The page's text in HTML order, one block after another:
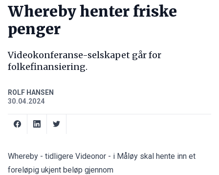
Whereby henter friske
penger
Videokonferanse-selskapet går for
folkefinansiering.
ROLF HANSEN
30.04.2024
Whereby - tidligere Videonor - i Måløy skal hente inn et
foreløpig ukjent beløp gjennom